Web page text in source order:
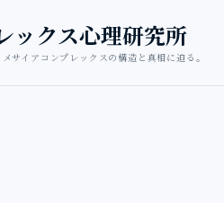
ックス心理研究所
サイアコンプレックスの構造と真相に迫る。